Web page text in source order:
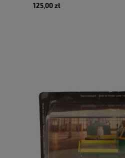
125,00 zł